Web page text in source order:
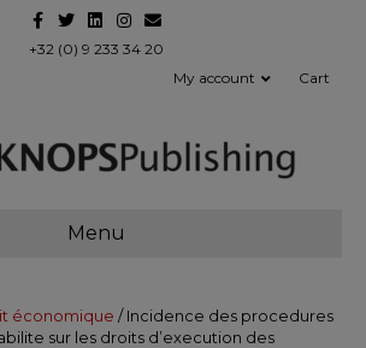
T
w
i
n
n
s
m
E
m
a
+32 (0) 9 233 34 20
My account
Cart
Menu
économique / Incidence des procedures
sur les droits d’execution des